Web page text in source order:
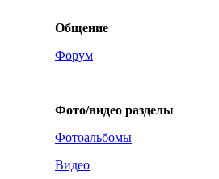
Общение
Форум
Фото/видео разделы
Фотоальбомы
Видео